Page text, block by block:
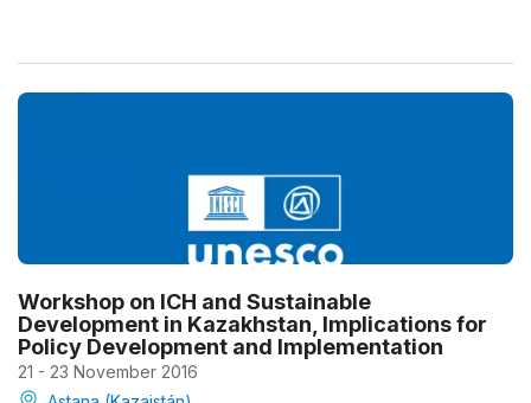
Workshop on ICH and Sustainable
Development in Kazakhstan, Implications for
Policy Development and Implementation
21 - 23 November 2016